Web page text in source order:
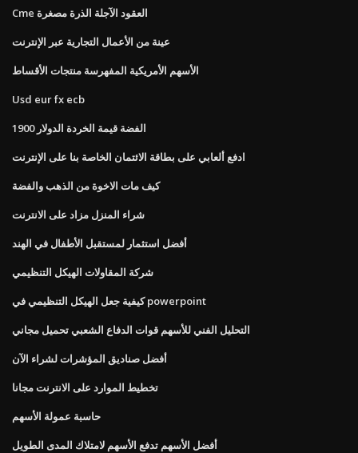
Cme العقود الآجلة الذرة مصغرة
عينة من الأعمال التجارية عبر الإنترنت
الأسهم الأمريكية المفهرسة منتجات الأقساط
Usd eur fx ecb
1900 الفضة قيمة الخردة الدولار
ادفع ألعابي على بطاقة الائتمان الخاصة بنا على الإنترنت
كيف مات الاخوة من الذهب والفضة
شراء المنزل مزاد على الانترنت
أفضل استثمار لمستقبل الأطفال في الهند
شركة المقاولات الهيكل التنظيمي
كيفية جعل الهيكل التنظيمي في powerpoint
التحليل الفني للأسهم قوات الدفاع الشعبي تحميل مجاني
أفضل صناديق المؤشرات لشراء الآن
تخطيط الموارد على الانترنت مجانا
حاسبة عمولة الأسهم
أفضل الأسهم تدفع الأسهم لامتلاك المدى الطويل